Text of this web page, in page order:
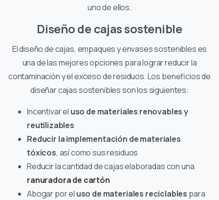
uno de ellos.
Diseño de cajas sostenible
El diseño de cajas, empaques y envases sostenibles es
una de las mejores opciones para lograr reducir la
contaminación y el exceso de residuos. Los beneficios de
diseñar cajas sostenibles son los siguientes:
Incentivar el uso de materiales renovables y
reutilizables
Reducir la implementación de materiales
tóxicos, así como sus residuos
Reducir la cantidad de cajas elaboradas con una
ranuradora de cartón
Abogar por el uso de materiales reciclables para